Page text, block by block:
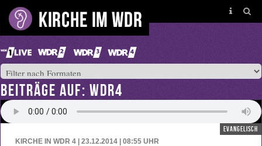
BEITRÄGE AUF: WDR4
evangelisch
KIRCHE IN WDR 4 | 23.12.2014 | 08:55 UHR